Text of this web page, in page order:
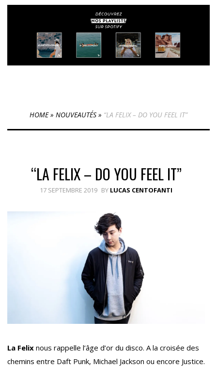
HOME» NOUVEAUTÉS » “LA FELIX – DO YOU FEEL IT”
“LA FELIX – DO YOU FEEL IT”
17 SEPTEMBRE 2019 BY LUCAS CENTOFANTI
La Felix nous rappelle l’âge d’or du disco. A la croisée des
chemins entre Daft Punk, Michael Jackson ou encore Justice.